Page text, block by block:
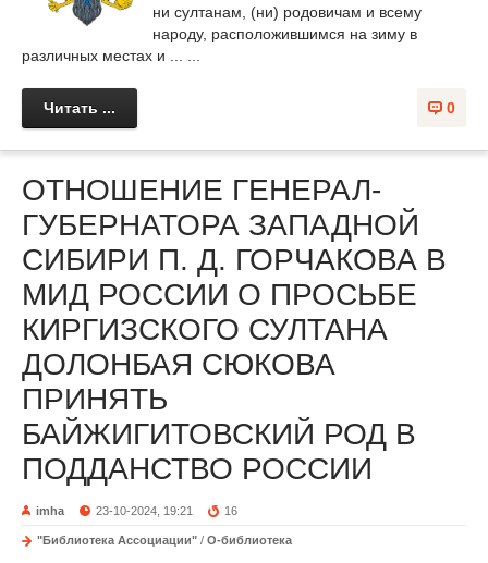
ни султанам, (ни) родовичам и всему
народу, расположившимся на зиму в
различных местах и ... ...
0
Читать ...
ОТНОШЕНИЕ ГЕНЕРАЛ-
ГУБЕРНАТОРА ЗАПАДНОЙ
СИБИРИ П. Д. ГОРЧАКОВА В
МИД РОССИИ О ПРОСЬБЕ
КИРГИЗСКОГО СУЛТАНА
ДОЛОНБАЯ СЮКОВА
ПРИНЯТЬ
БАЙЖИГИТОВСКИЙ РОД В
ПОДДАНСТВО РОССИИ
imha 23-10-2024, 19:21 16
"Библиотека Ассоциации" / О-библиотека